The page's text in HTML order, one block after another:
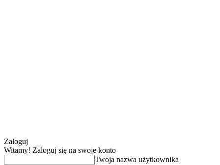
Zaloguj
Witamy! Zaloguj się na swoje konto
Twoja nazwa użytkownika